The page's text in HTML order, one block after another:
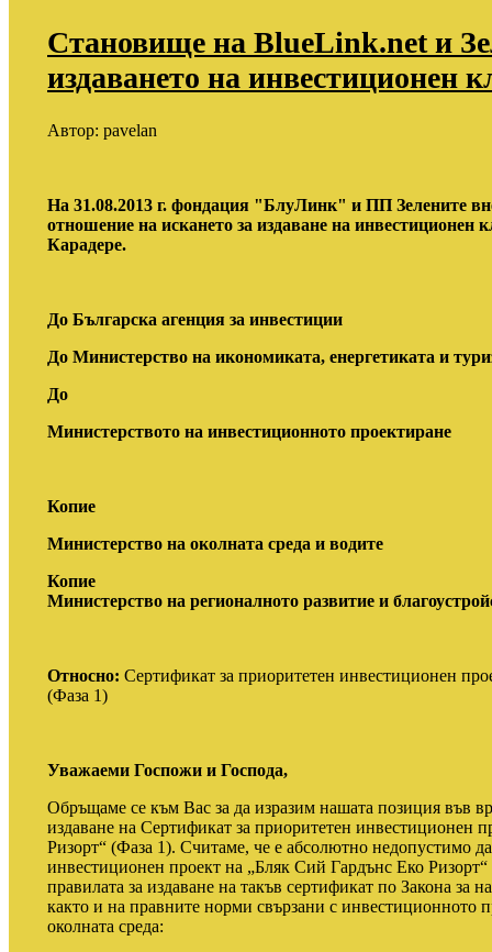
Становище на BlueLink.net и
издаването на инвестиционен
Автор: pavelan
На 31.08.2013 г. фондация "БлуЛинк" и ПП Зелените
отношение на искането за издаване на инвестиционен
Карадере.
До Българска агенция за инвестиции
До Министерство на икономиката, енергетиката и
До
Министерството на инвестиционното проектиране
Копие
Министерство на околната среда и водите
Копие
Министерство на регионалното развитие и
Относно: Сертификат за приоритетен инвестиционен
(Фаза 1)
Уважаеми Госпожи и Господа,
Обръщаме се към Вас за да изразим нашата позиция във
издаване на Сертификат за приоритетен инвестиционен
Ризорт“ (Фаза 1). Считаме, че е абсолютно недопустимо
инвестиционен проект на „Бляк Сий Гардънс Еко
правилата за издаване на такъв сертификат по Закона за
както и на правните норми свързани с инвестиционното
околната среда: